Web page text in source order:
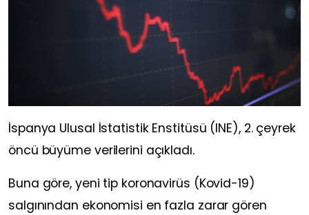
İspanya Ulusal İstatistik Enstitüsü (INE), 2. çeyrek
öncü büyüme verilerini açıkladı.
Buna göre, yeni tip koronavirüs (Kovid-19)
salgınından ekonomisi en fazla zarar gören